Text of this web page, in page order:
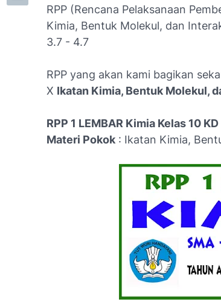
RPP (Rencana Pelaksanaan
Kimia, Bentuk Molekul, dan
3.7 - 4.7
RPP yang akan kami bagikan
X Ikatan Kimia, Bentuk Molekul,
RPP 1 LEMBAR Kimia Kelas 10
Materi Pokok : Ikatan Kimia,